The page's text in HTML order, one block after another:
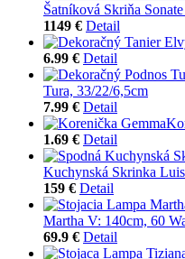
Šatníková Skriňa
1149 € Detail
6.99 € Detail
Tura, 33/22/6,5cm
7.99 € Detail
1.69 € Detail
Kuchynská Skrinka
159 € Detail
Martha V: 140cm, 60
69.9 € Detail